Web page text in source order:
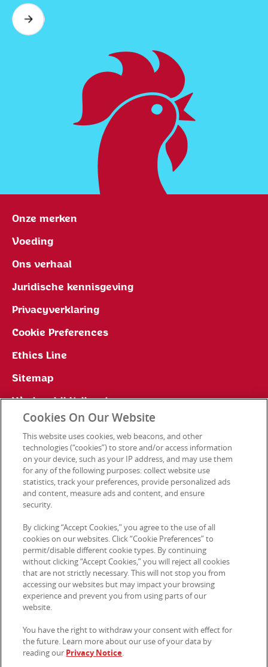
Onze merken
Voeding
Ons verhaal
Juridische kennisgeving
Privacyverklaring
Cookie Preferences
Ethics Line
Sitemap
Werken bij Kellogg's
Persbureau
Contact
Cookies On Our Website
This website uses cookies, web beacons, and other
technologies (“cookies”) to store and/or access information
on your device, such as your IP address, and may use them
for any of the following purposes: collect website use
statistics, track your preferences, provide personalized ads
and content, measure ads and content, and ensure
security.
By clicking “Accept Cookies,” you agree to the use of all
cookies on our websites. Click “Cookie Preferences” to
permit/disable different cookie types. By continuing
without clicking “Accept Cookies,” you will reject all cookies
that are not strictly necessary. This will not stop you from
accessing our websites but may impact your browsing
experience and prevent you from using parts of our
website.
You have the right to withdraw your consent with effect for
the future. Learn more about our use of your data by
reading our Privacy Notice.